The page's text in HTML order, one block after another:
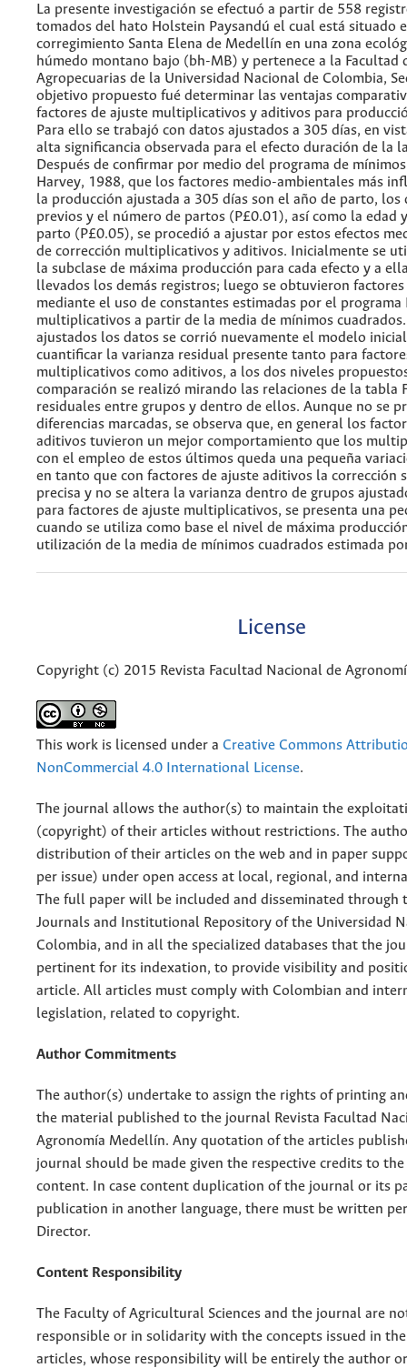
La presente investigación se efectuó a partir de 558
tomados del hato Holstein Paysandú el cual está situado
corregimiento Santa Elena de Medellín en una zona
húmedo montano bajo (bh-MB) y pertenece a la Facultad
Agropecuarias de la Universidad Nacional de Colombia,
objetivo propuesto fué determinar las ventajas
factores de ajuste multiplicativos y aditivos para
Para ello se trabajó con datos ajustados a 305 días, en
alta significancia observada para el efecto duración de la
Después de confirmar por medio del programa de
Harvey, 1988, que los factores medio-ambientales más
la producción ajustada a 305 días son el año de parto, los
previos y el número de partos (P£0.01), así como la edad
parto (P£0.05), se procedió a ajustar por estos efectos
de corrección multiplicativos y aditivos. Inicialmente se
la subclase de máxima producción para cada efecto y a
llevados los demás registros; luego se obtuvieron
mediante el uso de constantes estimadas por el programa
multiplicativos a partir de la media de mínimos
ajustados los datos se corrió nuevamente el modelo
cuantificar la varianza residual presente tanto para
multiplicativos como aditivos, a los dos niveles
comparación se realizó mirando las relaciones de la tabla
residuales entre grupos y dentro de ellos. Aunque no se
diferencias marcadas, se observa que, en general los
aditivos tuvieron un mejor comportamiento que los
con el empleo de estos últimos queda una pequeña
en tanto que con factores de ajuste aditivos la corrección
precisa y no se altera la varianza dentro de grupos
para factores de ajuste multiplicativos, se presenta una
cuando se utiliza como base el nivel de máxima
utilización de la media de mínimos cuadrados estimada
License
Copyright (c) 2015 Revista Facultad Nacional de
This work is licensed under a Creative Commons
NonCommercial 4.0 International License.
The journal allows the author(s) to maintain the
(copyright) of their articles without restrictions. The
distribution of their articles on the web and in paper
per issue) under open access at local, regional, and
The full paper will be included and disseminated through
Journals and Institutional Repository of the Universidad
Colombia, and in all the specialized databases that the
pertinent for its indexation, to provide visibility and
article. All articles must comply with Colombian and
legislation, related to copyright.
Author Commitments
The author(s) undertake to assign the rights of printing
the material published to the journal Revista Facultad
Agronomía Medellín. Any quotation of the articles
journal should be made given the respective credits to
content. In case content duplication of the journal or its
publication in another language, there must be written
Director.
Content Responsibility
The Faculty of Agricultural Sciences and the journal are
responsible or in solidarity with the concepts issued in
articles, whose responsibility will be entirely the author